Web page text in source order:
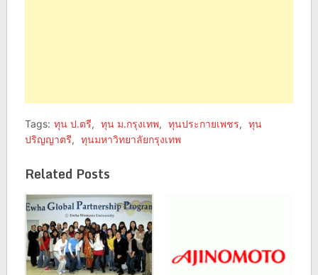
Tags: ทุน ป.ตรี, ทุน ม.กรุงเทพ, ทุนประกายเพชร, ทุน
ปริญญาตรี, ทุนมหาวิทยาลัยกรุงเทพ
Related Posts